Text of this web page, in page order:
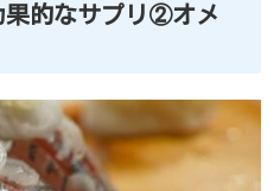
果的なサプリ②オメ